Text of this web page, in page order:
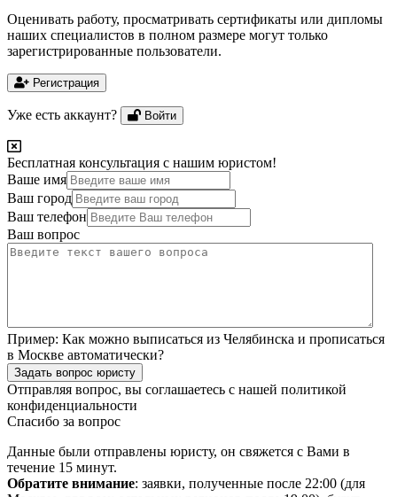
Оценивать работу, просматривать сертификаты или дипломы
наших специалистов в полном размере могут только
зарегистрированные пользователи.
Регистрация
Уже есть аккаунт? Войти
Бесплатная консультация с нашим юристом!
Ваше имя
Ваш город
Ваш телефон
Ваш вопрос
Пример: Как можно выписаться из Челябинска и прописаться
в Москве автоматически?
Задать вопрос юристу
Отправляя вопрос, вы соглашаетесь с нашей политикой
конфиденциальности
Спасибо за вопрос
Данные были отправлены юристу, он свяжется с Вами в
течение 15 минут.
Обратите внимание: заявки, полученные после 22:00 (для